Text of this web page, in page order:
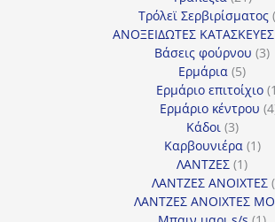
Τρόλεϊ Σερβιρίσματος
ΑΝΟΞΕΙΔΩΤΕΣ ΚΑΤΑΣΚΕΥΕΣ
Βάσεις φούρνου 33
Ερμάρια 55
Ερμάριο επιτοίχιο 1
Ερμάριο κέντρου 4
Κάδοι 33
Καρβουνιέρα 11
ΛΑΝΤΖΕΣ 11
ΛΑΝΤΖΕΣ ΑΝΟΙΧΤΕΣ
ΛΑΝΤΖΕΣ ΑΝΟΙΧΤΕΣ
1